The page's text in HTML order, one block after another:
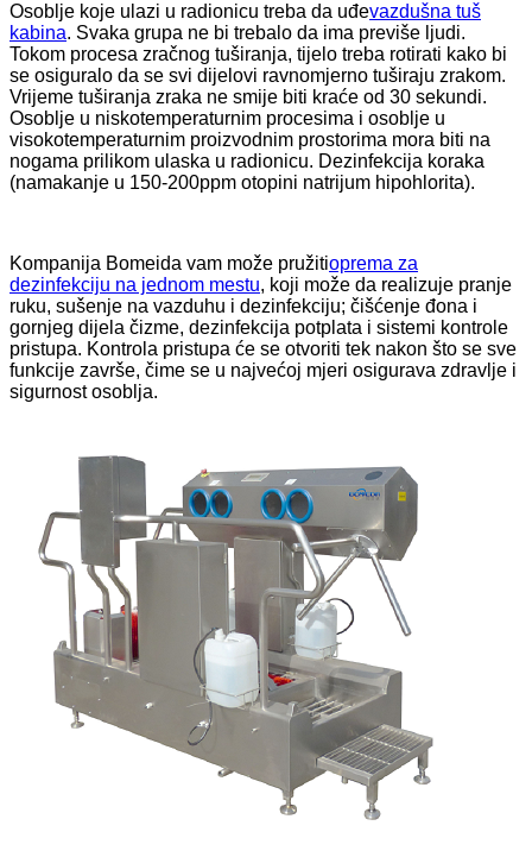
Osoblje koje ulazi u radionicu treba da uđevazdušna tuš
kabina. Svaka grupa ne bi trebalo da ima previše ljudi.
Tokom procesa zračnog tuširanja, tijelo treba rotirati kako bi
se osiguralo da se svi dijelovi ravnomjerno tuširaju zrakom.
Vrijeme tuširanja zraka ne smije biti kraće od 30 sekundi.
Osoblje u niskotemperaturnim procesima i osoblje u
visokotemperaturnim proizvodnim prostorima mora biti na
nogama prilikom ulaska u radionicu. Dezinfekcija koraka
(namakanje u 150-200ppm otopini natrijum hipohlorita).
Kompanija Bomeida vam može pružitioprema za
dezinfekciju na jednom mestu, koji može da realizuje pranje
ruku, sušenje na vazduhu i dezinfekciju; čišćenje đona i
gornjeg dijela čizme, dezinfekcija potplata i sistemi kontrole
pristupa. Kontrola pristupa će se otvoriti tek nakon što se sve
funkcije završe, čime se u najvećoj mjeri osigurava zdravlje i
sigurnost osoblja.